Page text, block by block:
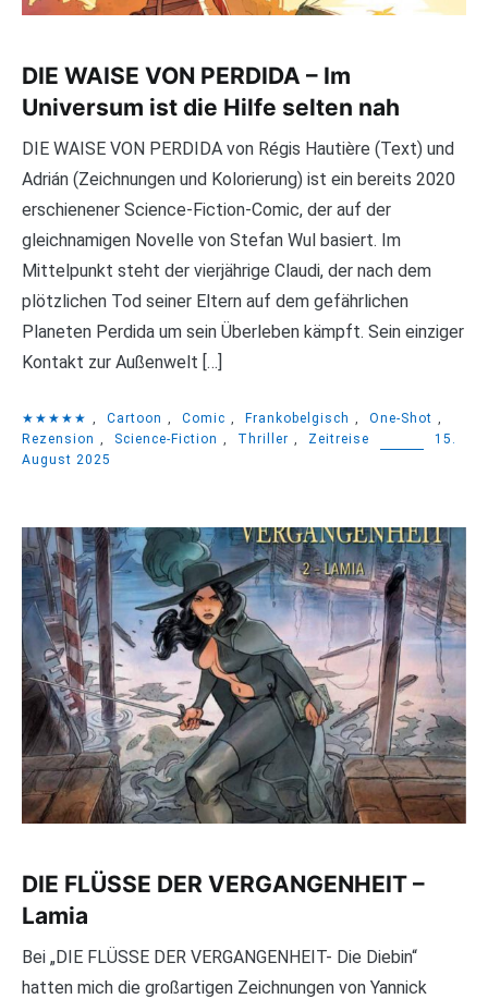
DIE WAISE VON PERDIDA – Im
Universum ist die Hilfe selten nah
DIE WAISE VON PERDIDA von Régis Hautière (Text) und
Adrián (Zeichnungen und Kolorierung) ist ein bereits 2020
erschienener Science-Fiction-Comic, der auf der
gleichnamigen Novelle von Stefan Wul basiert. Im
Mittelpunkt steht der vierjährige Claudi, der nach dem
plötzlichen Tod seiner Eltern auf dem gefährlichen
Planeten Perdida um sein Überleben kämpft. Sein einziger
Kontakt zur Außenwelt […]
★★★★★ , Cartoon , Comic , Frankobelgisch , One-Shot ,
Rezension , Science-Fiction , Thriller , Zeitreise
15.
August 2025
DIE FLÜSSE DER VERGANGENHEIT –
Lamia
Bei „DIE FLÜSSE DER VERGANGENHEIT- Die Diebin“
hatten mich die großartigen Zeichnungen von Yannick